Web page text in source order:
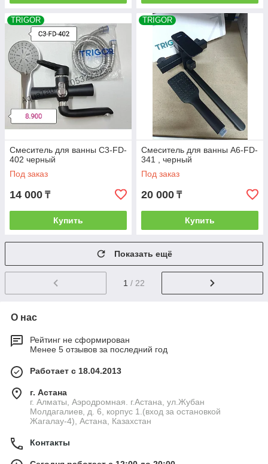
TRIGOR
Смеситель для ванны C3-FD-
402 черный
Под заказ
14 000 ₸
Купить
TRIGOR
Смеситель для ванны A6-FD-
341 , черный
Под заказ
20 000 ₸
Купить
Показать ещё
1 / 22
О нас
Рейтинг не сформирован
Менее 5 отзывов за последний год
Работает с 18.04.2013
г. Астана
г. Алматы, Аэродромная. г.Астана, ул.Жубан
Молдагалиев, д. 6, корпус 1.(вход за остановкой
Жагалау-4), Астана, Казахстан
Контакты